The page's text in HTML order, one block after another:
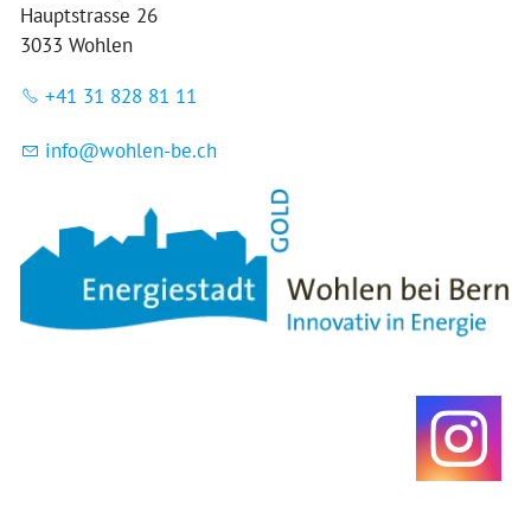
Hauptstrasse 26
3033 Wohlen
+41 31 828 81 11
nf w hl n-b ch